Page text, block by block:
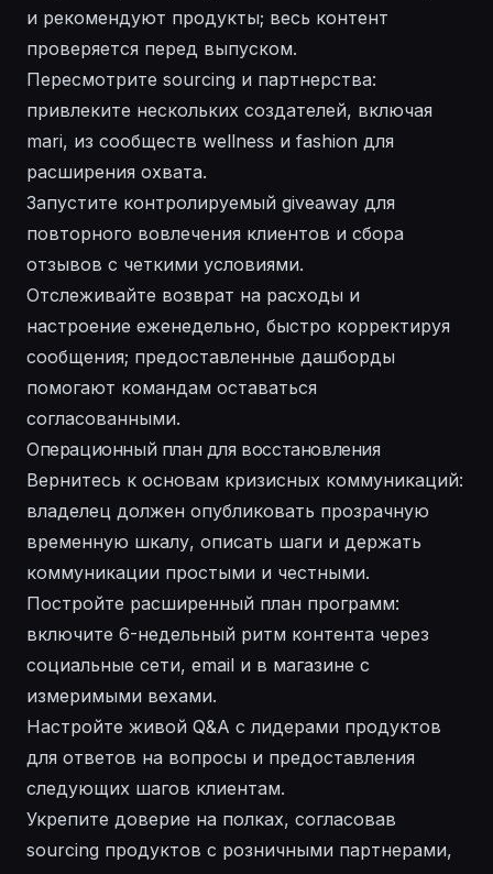
и рекомендуют продукты; весь контент
проверяется перед выпуском.
Пересмотрите sourcing и партнерства:
привлеките нескольких создателей, включая
mari, из сообществ wellness и fashion для
расширения охвата.
Запустите контролируемый giveaway для
повторного вовлечения клиентов и сбора
отзывов с четкими условиями.
Отслеживайте возврат на расходы и
настроение еженедельно, быстро корректируя
сообщения; предоставленные дашборды
помогают командам оставаться
согласованными.
Операционный план для восстановления
Вернитесь к основам кризисных коммуникаций:
владелец должен опубликовать прозрачную
временную шкалу, описать шаги и держать
коммуникации простыми и честными.
Постройте расширенный план программ:
включите 6-недельный ритм контента через
социальные сети, email и в магазине с
измеримыми вехами.
Настройте живой Q&A с лидерами продуктов
для ответов на вопросы и предоставления
следующих шагов клиентам.
Укрепите доверие на полках, согласовав
sourcing продуктов с розничными партнерами,